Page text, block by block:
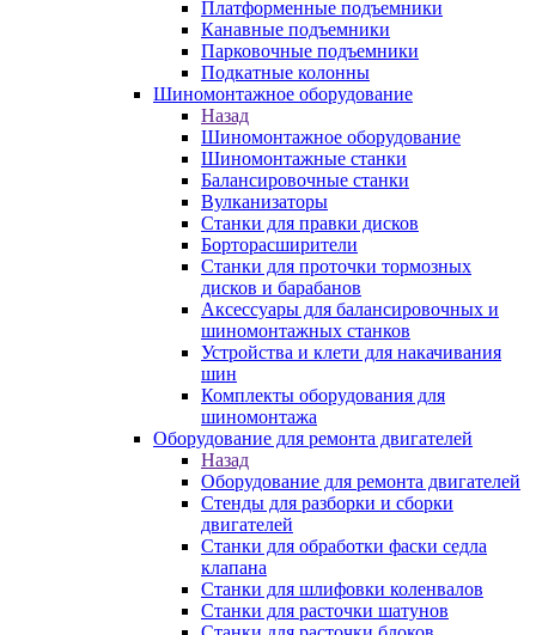
Платформенные подъемники
Канавные подъемники
Парковочные подъемники
Подкатные колонны
Шиномонтажное оборудование
Назад
Шиномонтажное оборудование
Шиномонтажные станки
Балансировочные станки
Вулканизаторы
Станки для правки дисков
Борторасширители
Станки для проточки тормозных
дисков и барабанов
Аксессуары для балансировочных и
шиномонтажных станков
Устройства и клети для накачивания
шин
Комплекты оборудования для
шиномонтажа
Оборудование для ремонта двигателей
Назад
Оборудование для ремонта двигателей
Стенды для разборки и сборки
двигателей
Станки для обработки фаски седла
клапана
Станки для шлифовки коленвалов
Станки для расточки шатунов